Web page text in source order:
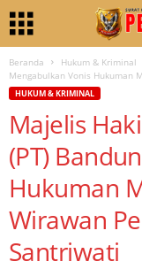
Beranda Hukum & Kriminal
Mengabulkan Vonis Hukuman
HUKUM & KRIMINAL
Majelis
(PT)
Hukuman
Wirawan
Santriwati